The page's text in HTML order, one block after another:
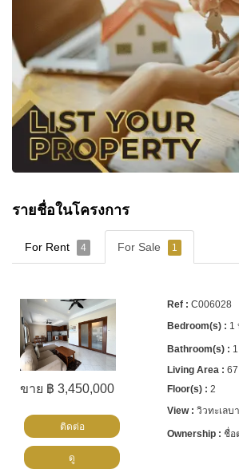
รายชื่อในโครงการ
For Rent 4 For Sale 1
ขาย ฿ 3,450,000
C006028
1
2
วิวทะเลบ
ชื่อ
ติดต่อ
ดู